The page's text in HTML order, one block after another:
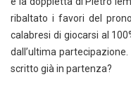
ribaltato i favori del
calabresi di giocarsi al
dall’ultima
scritto già in partenza?